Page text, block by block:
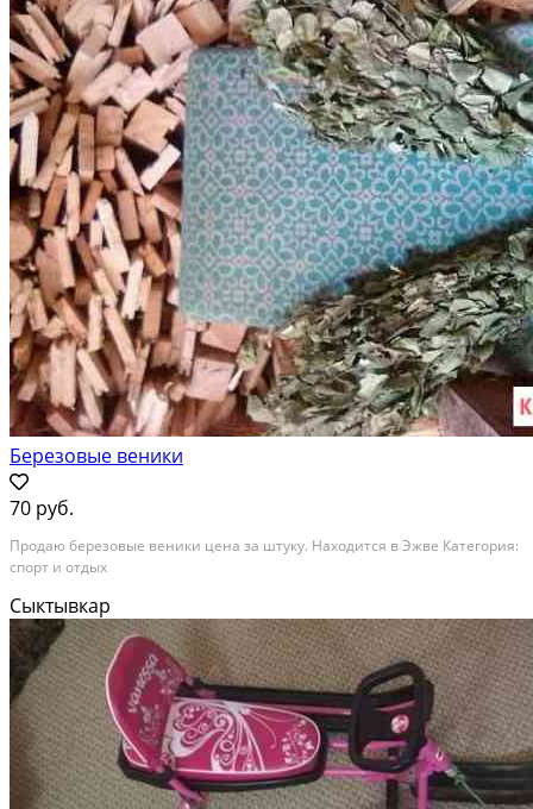
Березовые веники
70 руб.
Продаю березовые веники цена за штуку. Находится в Эжве Категория:
спорт и отдых
Сыктывкар